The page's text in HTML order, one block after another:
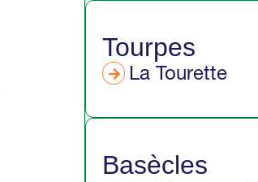
Tourpes
La Tourette
Basècles